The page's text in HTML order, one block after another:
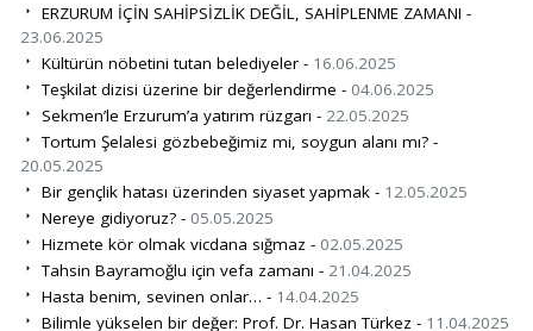
ERZURUM İÇİN SAHİPSİZLİK DEĞİL, SAHİPLENME ZAMANI -
23.06.2025
Kültürün nöbetini tutan belediyeler - 16.06.2025
Teşkilat dizisi üzerine bir değerlendirme - 04.06.2025
Sekmen’le Erzurum’a yatırım rüzgarı - 22.05.2025
Tortum Şelalesi gözbebeğimiz mi, soygun alanı mı? -
20.05.2025
Bir gençlik hatası üzerinden siyaset yapmak - 12.05.2025
Nereye gidiyoruz? - 05.05.2025
Hizmete kör olmak vicdana sığmaz - 02.05.2025
Tahsin Bayramoğlu için vefa zamanı - 21.04.2025
Hasta benim, sevinen onlar… - 14.04.2025
Bilimle yükselen bir değer: Prof. Dr. Hasan Türkez - 11.04.2025